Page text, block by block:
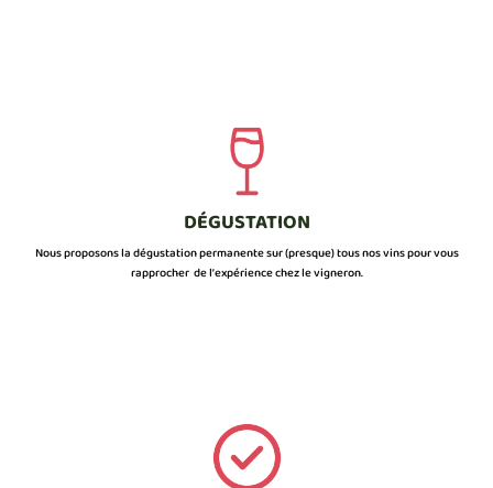
DÉGUSTATION
Nous proposons la dégustation permanente sur (presque) tous nos vins pour vous
rapprocher de l’expérience chez le vigneron.